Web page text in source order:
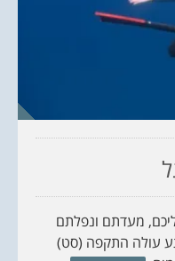
מעדתם ונפלתם
עולה התקפה (סט)